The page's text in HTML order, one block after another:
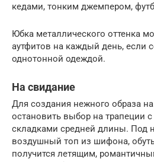
кедами, тонким джемпером,
Юбка металлического оттенка
аутфитов на каждый день, если
однотонной одеждой.
На свидание
Для создания нежного образа
остановить выбор на трапеции
складками средней длины. Под
воздушный топ из шифона,
получится летящим,